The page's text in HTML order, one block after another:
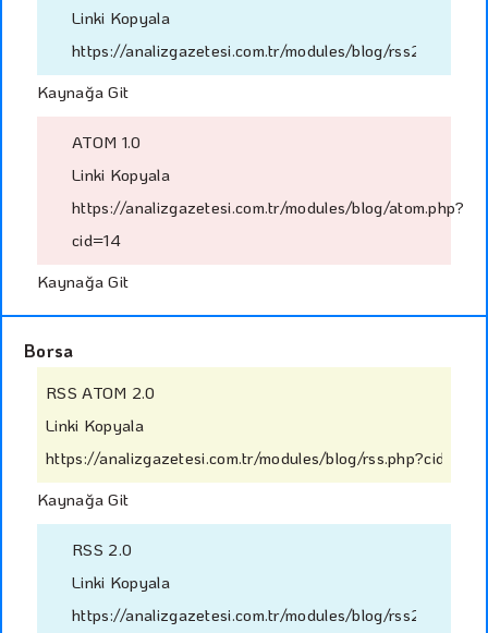
Linki Kopyala
https://analizgazetesi.com.tr/modules/blog/
Kaynağa Git
ATOM 1.0
Linki Kopyala
https://analizgazetesi.com.tr/modules/blog/atom.php?
cid=14
Kaynağa Git
Borsa
RSS ATOM 2.0
Linki Kopyala
https://analizgazetesi.com.tr/modules/blog/rss.php?cid=12
Kaynağa Git
RSS 2.0
Linki Kopyala
https://analizgazetesi.com.tr/modules/blog/